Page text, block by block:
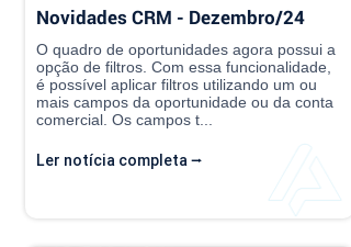
Novidades CRM - Dezembro/24
O quadro de oportunidades agora possui a
opção de filtros. Com essa funcionalidade,
é possível aplicar filtros utilizando um ou
mais campos da oportunidade ou da conta
comercial. Os campos t...
Ler notícia completa ⭢